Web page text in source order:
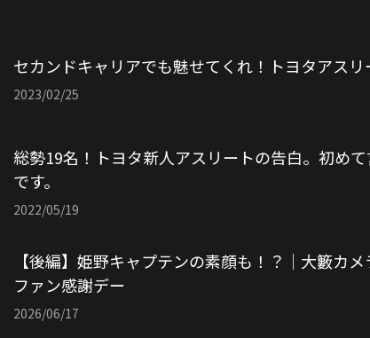
セカンドキャリアでも魅せてくれ！トヨタアスリ
2023/02/25
総勢19名！トヨタ新人アスリートの告白。初めて
です。
2022/05/19
【後編】姫野キャプテンの素顔も！？｜大籔カ
ファン感謝デー
2026/06/17